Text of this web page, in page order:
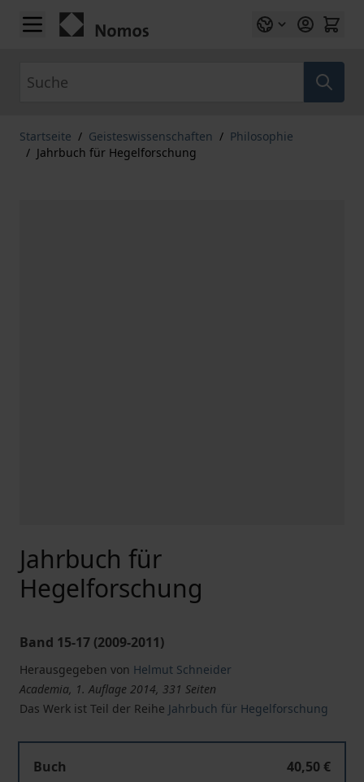
Zum Inhalt springen
Startseite / Geisteswissenschaften / Philosophie
/ Jahrbuch für Hegelforschung
Jahrbuch für
Hegelforschung
Band 15-17 (2009-2011)
Herausgegeben von Helmut Schneider
Academia, 1. Auflage 2014, 331 Seiten
Das Werk ist Teil der Reihe Jahrbuch für Hegelforschung
Buch
40,50 €